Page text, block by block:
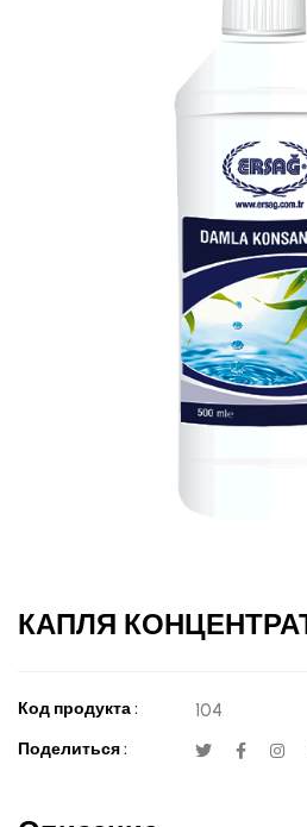
КАПЛЯ
Код продукта : 104
Поделиться :